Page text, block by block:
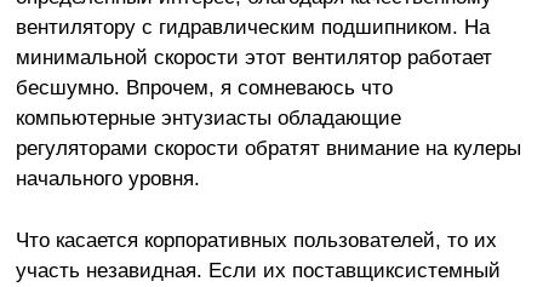
вентилятору с гидравлическим подшипником. На
минимальной скорости этот вентилятор работает
бесшумно. Впрочем, я сомневаюсь что
компьютерные энтузиасты обладающие
регуляторами скорости обратят внимание на кулеры
начального уровня.
Что касается корпоративных пользователей, то их
участь незавидная. Если их поставщиксистемный